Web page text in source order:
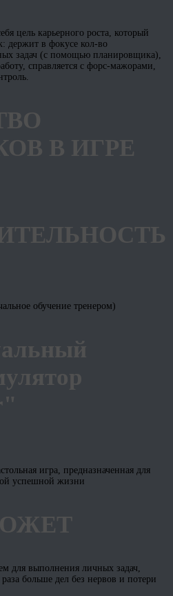
цель карьерного роста, который
держит в фокусе кол-во
задач (с помощью планировщика),
справляется с форс-мажорами,
В ИГРЕ
обучение тренером)
игра, предназначенная для
успешной жизни
для выполнения личных задач,
больше дел без нервов и потери